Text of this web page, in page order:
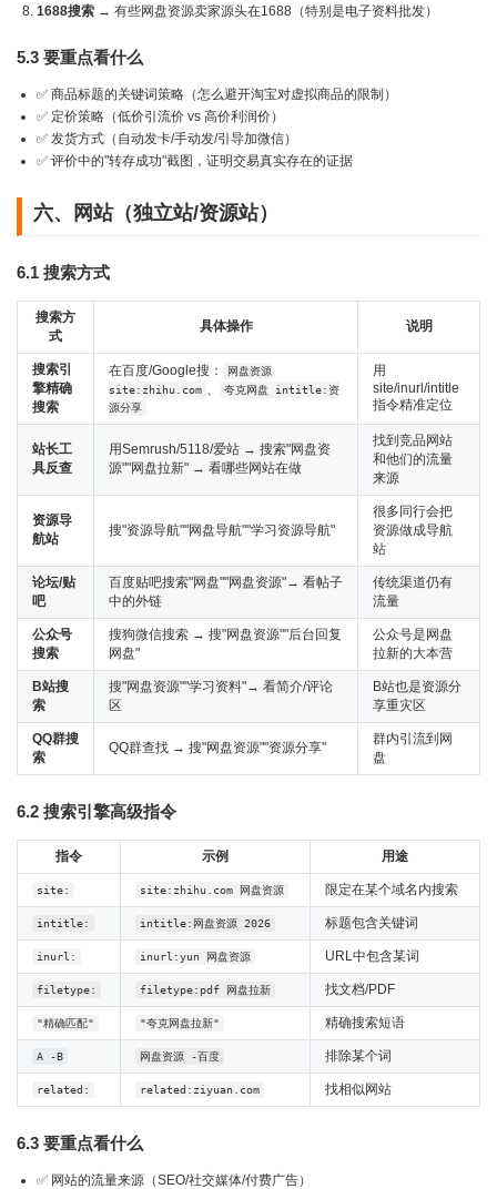
1688搜索 → 有些网盘资源卖家源头在1688（特别是电子资料批发）
5.3 要重点看什么
✅ 商品标题的关键词策略（怎么避开淘宝对虚拟商品的限制）
✅ 定价策略（低价引流价 vs 高价利润价）
✅ 发货方式（自动发卡/手动发/引导加微信）
✅ 评价中的"转存成功"截图，证明交易真实存在的证据
六、网站（独立站/资源站）
6.1 搜索方式
搜索方
式
具体操作 说明
搜索引
擎精确
搜索
在百度/Google搜：
网盘资源
site:zhihu.com
夸克网盘 intitle:资
源分享
用
site/inurl/intitle
指令精准定位
站长工
具反查
用Semrush/5118/爱站 → 搜索"网盘资
源""网盘拉新" → 看哪些网站在做
找到竞品网站
和他们的流量
来源
资源导
航站
搜"资源导航""网盘导航""学习资源导航"
很多同行会把
资源做成导航
站
论坛/贴
吧
百度贴吧搜索"网盘""网盘资源"→ 看帖子
中的外链
传统渠道仍有
流量
公众号
搜索
搜狗微信搜索 → 搜"网盘资源""后台回复
网盘"
公众号是网盘
拉新的大本营
B站搜
索
搜"网盘资源""学习资料"→ 看简介/评论
区
B站也是资源分
享重灾区
QQ群搜
索
QQ群查找 → 搜"网盘资源""资源分享"
群内引流到网
盘
6.2 搜索引擎高级指令
指令 示例 用途
site: site:zhihu.com 网盘资源 限定在某个域名内搜索
intitle: intitle:网盘资源 2026 标题包含关键词
inurl: inurl:yun 网盘资源 URL中包含某词
filetype: filetype:pdf 网盘拉新 找文档/PDF
"精确匹配" "夸克网盘拉新" 精确搜索短语
A -B 网盘资源 -百度 排除某个词
related: related:ziyuan.com 找相似网站
6.3 要重点看什么
✅ 网站的流量来源（SEO/社交媒体/付费广告）